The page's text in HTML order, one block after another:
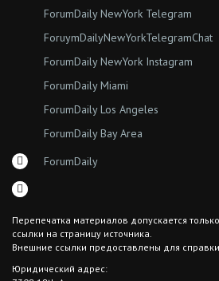
ForumDaily NewYork Telegram
ForuymDailyNewYorkTelegramChat
ForumDaily NewYork Instagram
ForumDaily Miami
ForumDaily Los Angeles
ForumDaily Bay Area
ForumDaily
Перепечатка материалов допускается
ссылки на страницу источника.
Внешние ссылки предоставлены для
Юридический адрес: